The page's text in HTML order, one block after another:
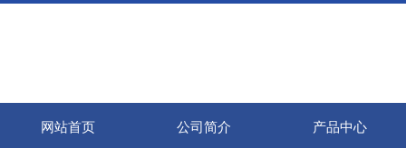
网站首页 公司简介 产品中心